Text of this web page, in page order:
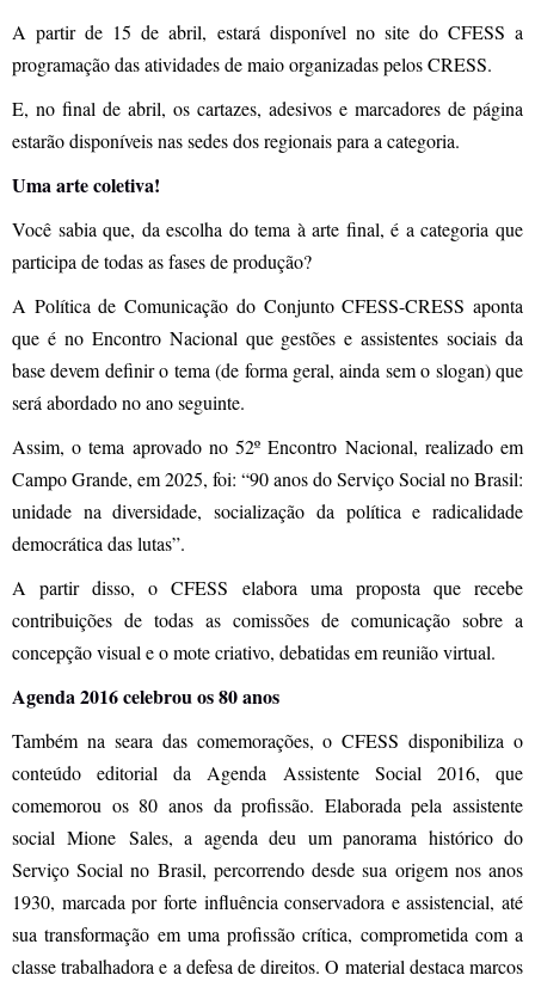
A partir de 15 de abril, estará disponível no site do CFESS a
programação das atividades de maio organizadas pelos CRESS.
E, no final de abril, os cartazes, adesivos e marcadores de página
estarão disponíveis nas sedes dos regionais para a categoria.
Uma arte coletiva!
Você sabia que, da escolha do tema à arte final, é a categoria que
participa de todas as fases de produção?
A Política de Comunicação do Conjunto CFESS-CRESS aponta
que é no Encontro Nacional que gestões e assistentes sociais da
base devem definir o tema (de forma geral, ainda sem o slogan) que
será abordado no ano seguinte.
Assim, o tema aprovado no 52º Encontro Nacional, realizado em
Campo Grande, em 2025, foi: “90 anos do Serviço Social no Brasil:
unidade na diversidade, socialização da política e radicalidade
democrática das lutas”.
A partir disso, o CFESS elabora uma proposta que recebe
contribuições de todas as comissões de comunicação sobre a
concepção visual e o mote criativo, debatidas em reunião virtual.
Agenda 2016 celebrou os 80 anos
Também na seara das comemorações, o CFESS disponibiliza o
conteúdo editorial da Agenda Assistente Social 2016, que
comemorou os 80 anos da profissão. Elaborada pela assistente
social Mione Sales, a agenda deu um panorama histórico do
Serviço Social no Brasil, percorrendo desde sua origem nos anos
1930, marcada por forte influência conservadora e assistencial, até
sua transformação em uma profissão crítica, comprometida com a
classe trabalhadora e a defesa de direitos. O material destaca marcos